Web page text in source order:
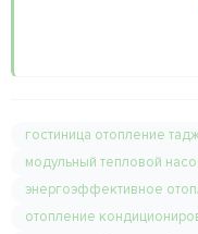
гостиница отопление
модульный тепловой
энергоэффективное
отопление